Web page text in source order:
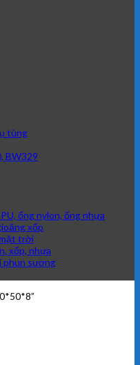
tùng
BW329
ống nylon, ống nhựa
xốp
trời
xốp, nhựa
phun sương